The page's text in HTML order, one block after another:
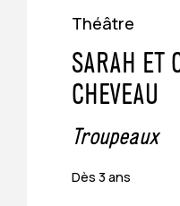
Théâtre
SARAH ET
CHEVEAU
Troupeaux
Dès 3 ans